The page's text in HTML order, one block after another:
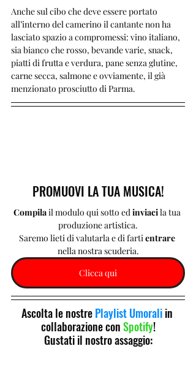
Anche sul cibo che deve essere portato
all’interno del camerino il cantante non ha
lasciato spazio a compromessi: vino italiano,
sia bianco che rosso, bevande varie, snack,
piatti di frutta e verdura, pane senza glutine,
carne secca, salmone e ovviamente, il già
menzionato prosciutto di Parma.
PROMUOVI LA TUA MUSICA!
Compila il modulo qui sotto ed inviaci la tua
produzione artistica.
Saremo lieti di valutarla e di farti entrare
nella nostra scuderia.
Clicca qui
Ascolta le nostre Playlist Umorali in
collaborazione con Spotify!
Gustati il nostro assaggio: